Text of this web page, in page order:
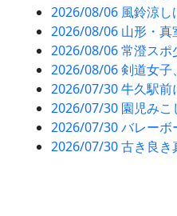
2026/08/06 風鈴涼し
2026/08/06 山形・真
2026/08/06 常澄スポ
2026/08/06 剣道女子
2026/07/30 牛久駅
2026/07/30 園児み
2026/07/30 バレーボ
2026/07/30 古き良